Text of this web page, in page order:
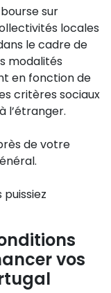
sur
locales
le cadre de
modalités
en fonction de
critères sociaux
l’étranger.
de votre
vos